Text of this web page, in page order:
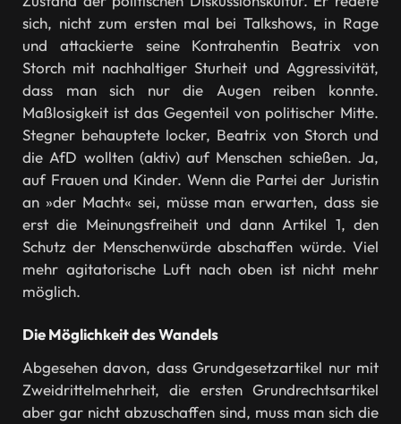
sich, nicht zum ersten mal bei Talkshows, in Rage
und attackierte seine Kontrahentin Beatrix von
Storch mit nachhaltiger Sturheit und Aggressivität,
dass man sich nur die Augen reiben konnte.
Maßlosigkeit ist das Gegenteil von politischer Mitte.
Stegner behauptete locker, Beatrix von Storch und
die AfD wollten (aktiv) auf Menschen schießen. Ja,
auf Frauen und Kinder. Wenn die Partei der Juristin
an »der Macht« sei, müsse man erwarten, dass sie
erst die Meinungsfreiheit und dann Artikel 1, den
Schutz der Menschenwürde abschaffen würde. Viel
mehr agitatorische Luft nach oben ist nicht mehr
möglich.
Die Möglichkeit des Wandels
Abgesehen davon, dass Grundgesetzartikel nur mit
Zweidrittelmehrheit, die ersten Grundrechtsartikel
aber gar nicht abzuschaffen sind, muss man sich die